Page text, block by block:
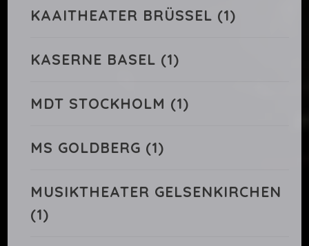
KAAITHEATER BRÜSSEL (1)
KASERNE BASEL (1)
MDT STOCKHOLM (1)
MS GOLDBERG (1)
MUSIKTHEATER GELSENKIRCHEN
(1)